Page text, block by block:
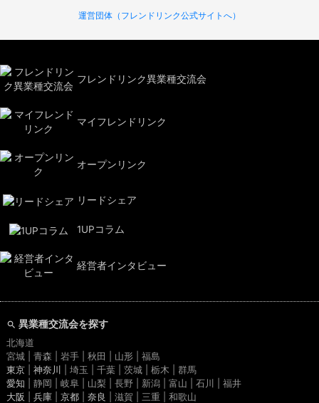
運営団体（フレンドリンク公式サイトへ）
フレンドリンク異業種交流会
マイフレンドリンク
オープンリンク
リードシェア
1UPコラム
経営者インタビュー
異業種交流会を探す
北海道
宮城 | 青森 | 岩手 | 秋田 | 山形 | 福島
東京| 神奈川
| 埼玉 | 千葉 | 茨城 | 栃木 | 群馬
愛知 | 静岡 | 岐阜 | 山梨 | 長野 | 新潟 | 富山 | 石川 | 福井
大阪
兵庫| 京都| 奈良 | 滋賀 | 三重 | 和歌山